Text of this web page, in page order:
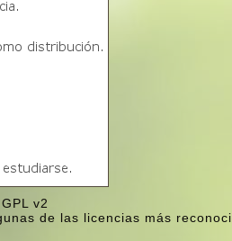
v2
de las licencias más